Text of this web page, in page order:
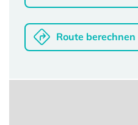
Route berechnen